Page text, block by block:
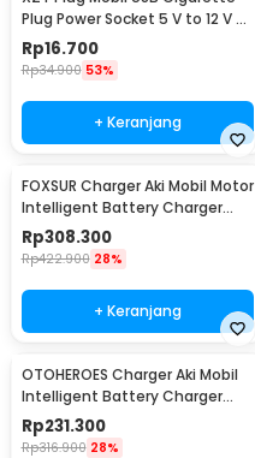
Plug Power Socket 5 V to 12 V -
XZT0017
Rp16.700
Rp34.900 53%
+ Keranjang
FOXSUR Charger Aki Mobil Motor
Intelligent Battery Charger
12V/24V 12A - FBC122412D
Rp308.300
Rp422.900 28%
+ Keranjang
OTOHEROES Charger Aki Mobil
Intelligent Battery Charger
12V/24V 15A - BT-168
Rp231.300
Rp316.900 28%